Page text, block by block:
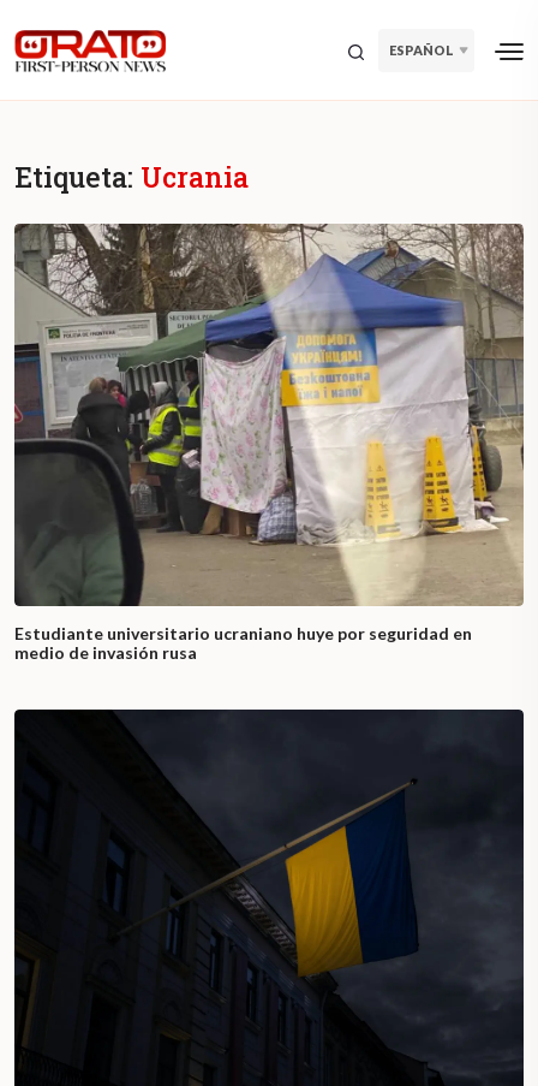
ESPAÑOL
Etiqueta: Ucrania
Estudiante universitario ucraniano huye por seguridad en
medio de invasión rusa